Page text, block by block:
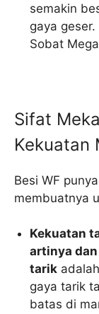
semakin
gaya
Sobat
Sifat
Kekuatan
Besi WF
membuatnya
Kekuatan
artinya
tarik
gaya tarik
batas di